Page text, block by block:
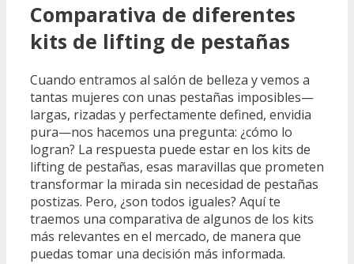
Comparativa de diferentes
kits de lifting de pestañas
Cuando entramos al salón de belleza y vemos a
tantas mujeres con unas pestañas imposibles—
largas, rizadas y perfectamente defined, envidia
pura—nos hacemos una pregunta: ¿cómo lo
logran? La respuesta puede estar en los kits de
lifting de pestañas, esas maravillas que prometen
transformar la mirada sin necesidad de pestañas
postizas. Pero, ¿son todos iguales? Aquí te
traemos una comparativa de algunos de los kits
más relevantes en el mercado, de manera que
puedas tomar una decisión más informada.